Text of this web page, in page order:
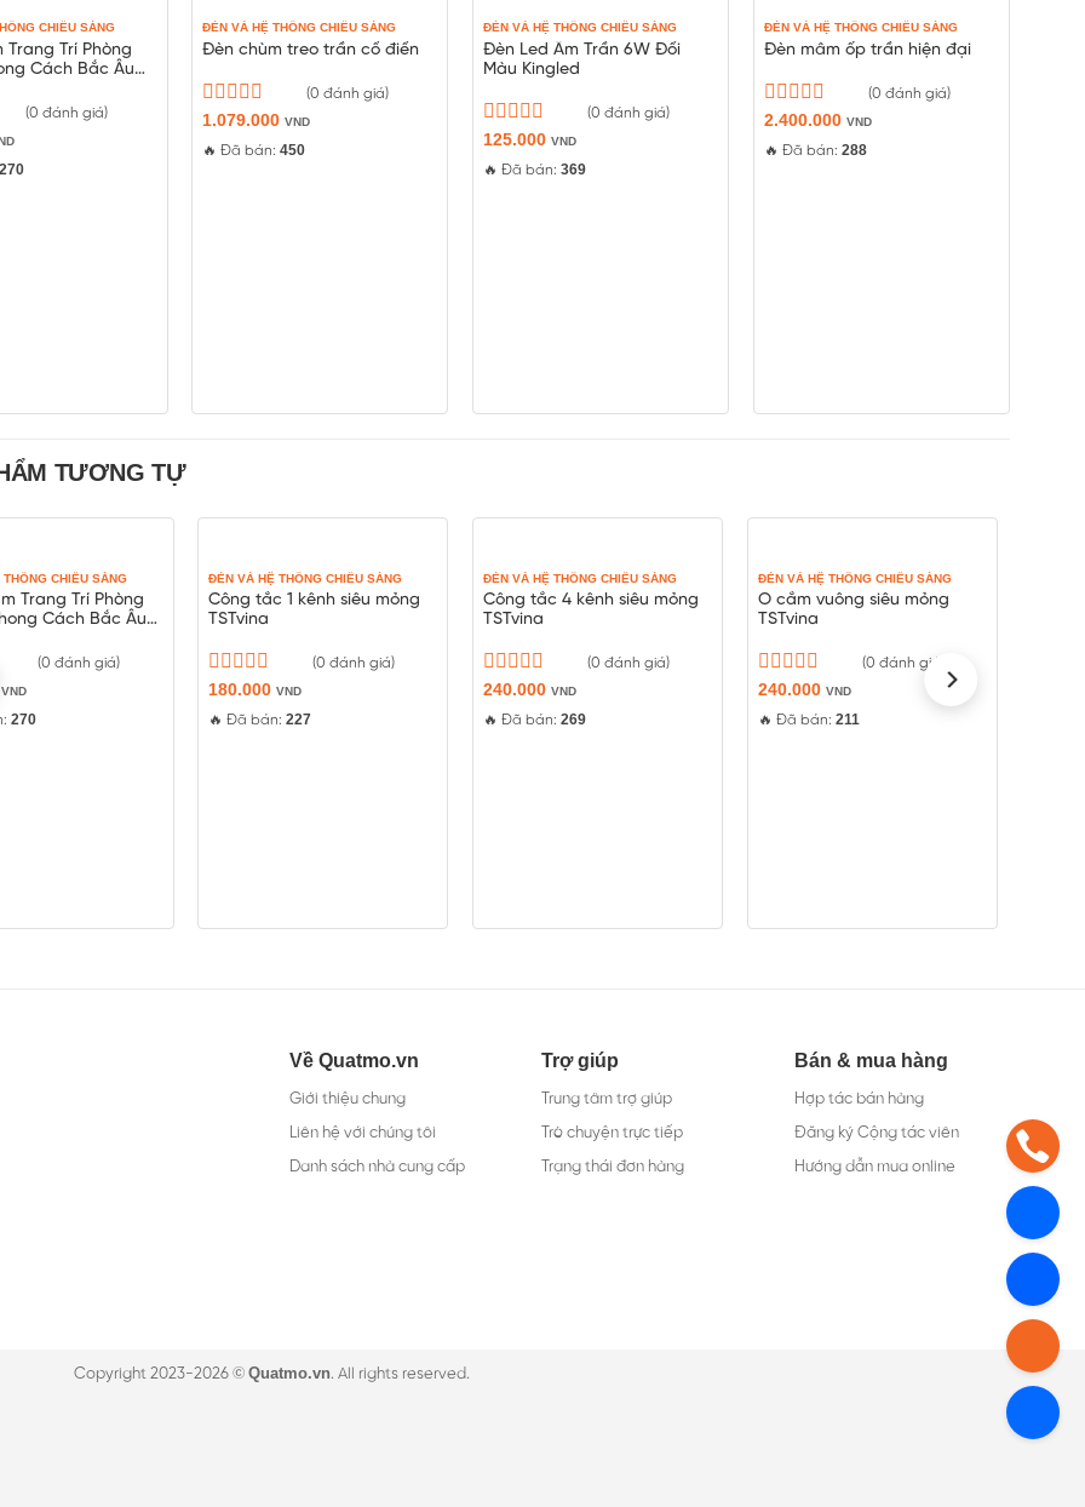
CHIẾU SÁNG
Trang Trí Phòng
Cách Bắc Âu
(0 đánh giá)
270
ĐÈN VÀ HỆ THỐNG CHIẾU SÁNG
Đèn chùm treo trần cổ điển
Được
xếp
hạng
(0 đánh giá)
1.079.000VND
🔥 Đã bán:450
ĐÈN VÀ HỆ THỐNG CHIẾU SÁNG
Đèn Led Âm Trần 6W Đổi
Màu Kingled
Được
xếp
hạng
(0 đánh giá)
125.000VND
🔥 Đã bán:369
ĐÈN VÀ HỆ THỐNG CHIẾU SÁNG
Đèn mâm ốp trần hiện đại
Được
xếp
hạng
(0 đánh giá)
2.400.000 VND
🔥 Đã bán: 288
TƯƠNG TỰ
CHIẾU SÁNG
Trang Trí Phòng
Cách Bắc Âu
(0 đánh giá)
VND
270
ĐÈN VÀ HỆ THỐNG CHIẾU SÁNG
Công tắc 1 kênh siêu mỏng
TSTvina
Được
xếp
hạng
(0 đánh giá)
180.000VND
🔥 Đã bán:227
ĐÈN VÀ HỆ THỐNG CHIẾU SÁNG
Công tắc 4 kênh siêu mỏng
TSTvina
Được
xếp
hạng
(0 đánh giá)
240.000VND
🔥 Đã bán:269
ĐÈN VÀ HỆ THỐNG CHIẾU SÁNG
Ổ cắm vuông siêu mỏng
TSTvina
Được
xếp
hạng
(0 đánh giá)
240.000 VND
🔥 Đã bán: 211
Về Quatmo.vn
Giới thiệu chung
Liên hệ với chúng tôi
Danh sách nhà cung cấp
Trợ giúp
Trung tâm trợ giúp
Trò chuyện trực tiếp
Trạng thái đơn hàng
Bán & mua hàng
Hợp tác bán hàng
Đăng ký Cộng tác viên
Hướng dẫn mua online
Copyright 2023-2026 © Quatmo.vn. All rights reserved.